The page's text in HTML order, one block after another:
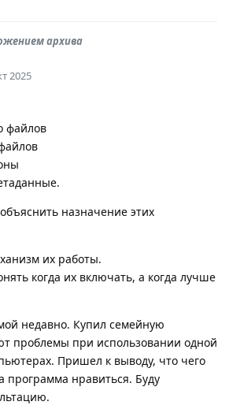
архива
2025
файлов
назначение этих
их работы.
когда их включать, а когда лучше
недавно. Купил семейную
проблемы при использовании одной
Пришел к выводу, что чего
нравиться. Буду